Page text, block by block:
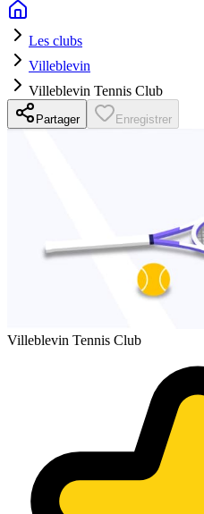
Les clubs
Villeblevin
Villeblevin Tennis Club
Partager Enregistrer
Villeblevin Tennis Club